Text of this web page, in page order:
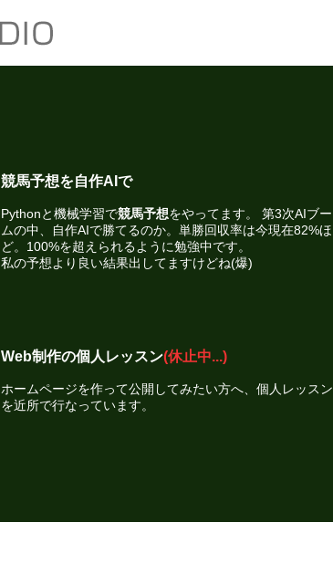
競馬予想を自作AIで
Pythonと機械学習で競馬予想をやってます。 第3次AIブー
ムの中、自作AIで勝てるのか。単勝回収率は今現在82%ほ
ど。100%を超えられるように勉強中です。
私の予想より良い結果出してますけどね(爆)
Web制作の個人レッスン(休止中...)
ホームページを作って公開してみたい方へ、個人レッスン
を近所で行なっています。